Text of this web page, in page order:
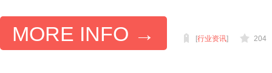
MORE INFO →
[行业资讯] 204